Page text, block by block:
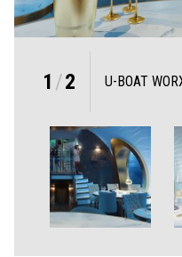
1 /2 U-BOAT